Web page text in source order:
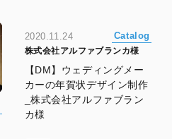
2020.11.24 Catalog
株式会社アルファブランカ様
【DM】ウェディングメー
カーの年賀状デザイン制作
_株式会社アルファブラン
カ様